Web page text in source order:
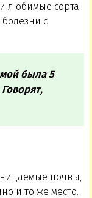
любимые сорта
с
была 5
почвы,
и то же место.